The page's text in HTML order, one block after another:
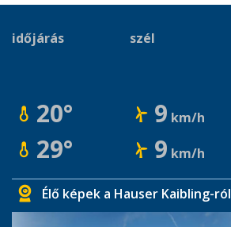
időjárás szél
20° 9 km/h
29° 9 km/h
Élő képek a Hauser Kaibling-ról